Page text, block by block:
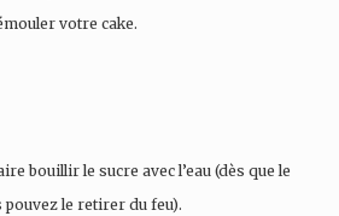
votre cake.
bouillir le sucre avec l’eau (dès que le
le retirer du feu).